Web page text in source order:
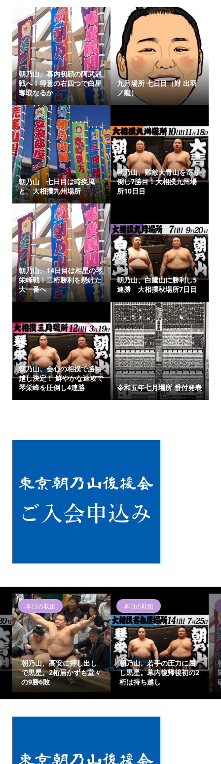
朝乃山、幕内初顔の阿武剋
戦へ！得意の右四つで白星
奪取なるか
九月場所 七日目（対 出羽
ノ龍）
朝乃山 七日目は時疾風
と 大相撲九州場所
朝乃山、難敵大青山を寄り
倒し7勝目！大相撲九州場
所10日目
朝乃山、14日目は相星の琴
栄峰戦！二桁勝利を懸けた
大一番へ
朝乃山、白鷹山に勝利し5
連勝 大相撲秋場所7日目
朝乃山、会心の相撲で勝ち
越し決定！ 鮮やかな速攻で
琴栄峰を圧倒し4連勝
令和五年七月場所 番付発表
本日の取組
朝乃山、高安に押し出し
で黒星。2桁届かずも堂々
の9勝6敗
本日の取組
朝乃山、若手の圧力に屈
し黒星。幕内復帰後初の2
桁は持ち越し